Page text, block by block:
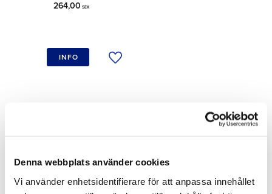
Denna webbplats använder cookies
Vi använder enhetsidentifierare för att anpassa innehållet
264,00 SEK
Lägg till i önskelista
INFO
Omdömen